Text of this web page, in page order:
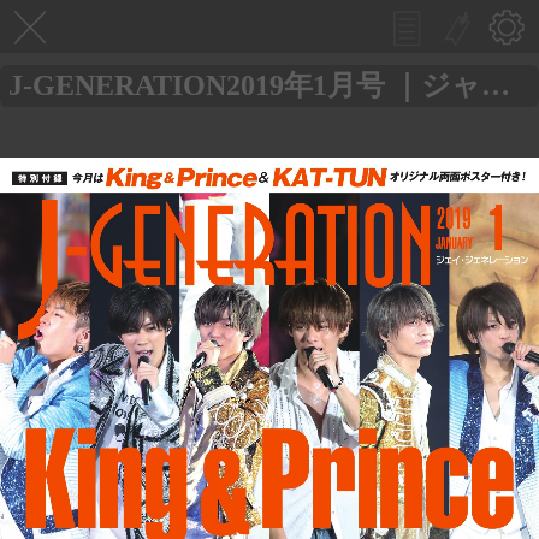
J-GENERATION2019年1月号 ｜ジャニーズ研究会｜本